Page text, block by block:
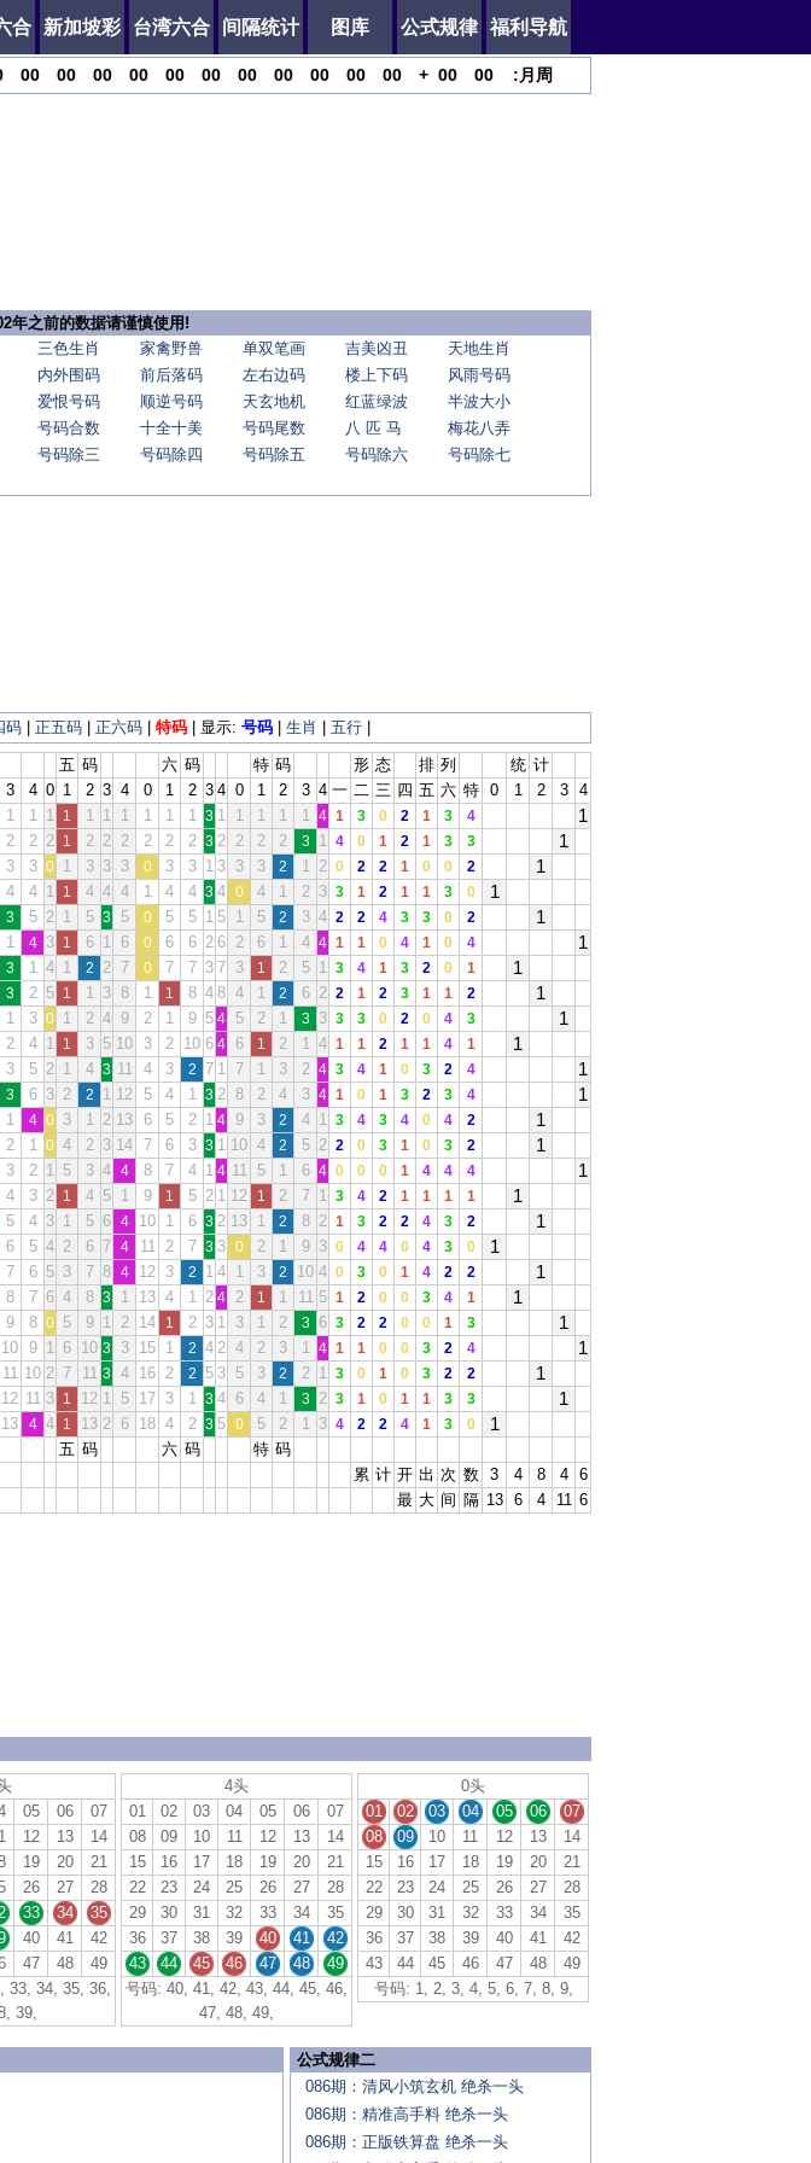
合 新加坡彩 台湾六合 间隔统计 图库 公式规律 福利导航
00 00 00 00 00 00 00 00 00 00 00 + 00 00 : 月 周
年之前的数据请谨慎使用!
三色生肖 家禽野兽 单双笔画 吉美凶丑
天地生肖
内外围码 前后落码 左右边码 楼上下码
风雨号码
爱恨号码 顺逆号码 天玄地机 红蓝绿波
半波大小
号码合数 十全十美 号码尾数 八 匹 马
梅花八弄
号码除三 号码除四 号码除五 号码除六
号码除七
码 正五码 正六码 特码 | 显示: 号码 生肖 五行
五 码 六 码 特 码 形 态 排 列 统 计
3 4 0 1 2 3 4 0 1 2 3 4 0 1 2 3 4 一 二 三 四 五 六 特 0 1 2 3
4
1 1 1 1 1 1 1 1 1 1 3 1 1 1 1 1 4 1 3 0 2 1 3 4 1
2 2 2 1 2 2 2 2 2 2 3 2 2 2 2 3 1 4 0 1 2 1 3 3 1
3 3 0 1 3 3 3 0 3 3 1 3 3 3 2 1 2 0 2 2 1 0 0 2 1
4 4 1 1 4 4 4 1 4 4 3 4 0 4 1 2 3 3 1 2 1 1 3 0 1
3 5 2 1 5 3 5 0 5 5 1 5 1 5 2 3 4 2 2 4 3 3 0 2 1
1 4 3 1 6 1 6 0 6 6 2 6 2 6 1 4 4 1 1 0 4 1 0 4 1
3 1 4 1 2 2 7 0 7 7 3 7 3 1 2 5 1 3 4 1 3 2 0 1 1
3 2 5 1 1 3 8 1 1 8 4 8 4 1 2 6 2 2 1 2 3 1 1 2 1
1 3 0 1 2 4 9 2 1 9 5 4 5 2 1 3 3 3 3 0 2 0 4 3 1
2 4 1 1 3 5 10 3 2 10 6 4 6 1 2 1 4 1 1 2 1 1 4 1 1
3 5 2 1 4 3 11 4 3 2 7 1 7 1 3 2 4 3 4 1 0 3 2 4 1
3 6 3 2 2 1 12 5 4 1 3 2 8 2 4 3 4 1 0 1 3 2 3 4 1
1 4 0 3 1 2 13 6 5 2 1 4 9 3 2 4 1 3 4 3 4 0 4 2 1
2 1 0 4 2 3 14 7 6 3 3 1 10 4 2 5 2 2 0 3 1 0 3 2 1
3 2 1 5 3 4 4 8 7 4 1 4 11 5 1 6 4 0 0 0 1 4 4 4 1
4 3 2 1 4 5 1 9 1 5 2 1 12 1 2 7 1 3 4 2 1 1 1 1 1
5 4 3 1 5 6 4 10 1 6 3 2 13 1 2 8 2 1 3 2 2 4 3 2 1
6 5 4 2 6 7 4 11 2 7 3 3 0 2 1 9 3 0 4 4 0 4 3 0 1
7 6 5 3 7 8 4 12 3 2 1 4 1 3 2 10 4 0 3 0 1 4 2 2 1
8 7 6 4 8 3 1 13 4 1 2 4 2 1 1 11 5 1 2 0 0 3 4 1 1
9 8 0 5 9 1 2 14 1 2 3 1 3 1 2 3 6 3 2 2 0 0 1 3 1
10 9 1 6 10 3 3 15 1 2 4 2 4 2 3 1 4 1 1 0 0 3 2 4 1
11 10 2 7 11 3 4 16 2 2 5 3 5 3 2 2 1 3 0 1 0 3 2 2 1
12 11 3 1 12 1 5 17 3 1 3 4 6 4 1 3 2 3 1 0 1 1 3 3 1
13 4 4 1 13 2 6 18 4 2 3 5 0 5 2 1 3 4 2 2 4 1 3 0 1
五 码 六 码 特 码
累 计 开 出 次 数 3 4 8 4
6
最 大 间 隔 13 6 4 11 6
05 06
07
12 13
14
19 20
21
26 27
28
33 34
35
40 41
42
47 48
49
33, 34, 35, 36,
39,
4头
01
02 03 04 05 06
07
08
09 10 11 12 13
14
15
16 17 18 19 20
21
22
23 24 25 26 27
28
29
30 31 32 33 34
35
36
37 38 39 40 41
42
43
44 45 46 47 48
49
号码: 40, 41, 42, 43, 44, 45, 46,
47, 48, 49,
0头
01
02 03 04 05 06
07
08
09 10 11 12 13
14
15
16 17 18 19 20
21
22
23 24 25 26 27
28
29
30 31 32 33 34
35
36
37 38 39 40 41
42
43
44 45 46 47 48
49
号码: 1, 2, 3, 4, 5, 6, 7, 8, 9,
公式规律二
086期：清风小筑玄机 绝杀一头
086期：精准高手料 绝杀一头
086期：正版铁算盘 绝杀一头